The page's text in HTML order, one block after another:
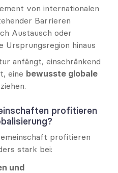
von internationalen
Barrieren
Austausch oder
Ursprungsregion hinaus
anfängt, einschränkend
eine bewusste globale
profitieren
profitieren
stark bei:
und